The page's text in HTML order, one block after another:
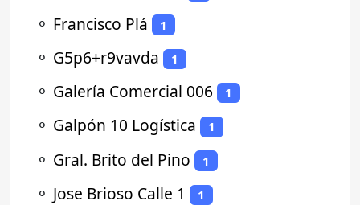
⚬ Francisco Plá 1
⚬ G5p6+r9vavda 1
⚬ Galería Comercial 006 1
⚬ Galpón 10 Logística 1
⚬ Gral. Brito del Pino 1
⚬ Jose Brioso Calle 1 1